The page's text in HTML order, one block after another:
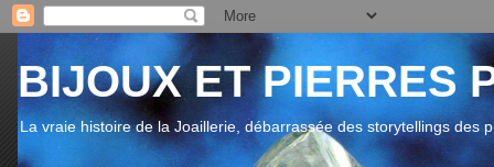
BIJOUX ET PIERRES
La vraie histoire de la Joaillerie, débarrassée des storytellings des